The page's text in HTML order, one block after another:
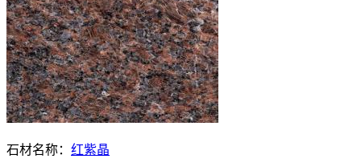
石材名称： 红紫晶